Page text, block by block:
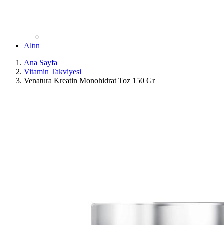
Altın
Ana Sayfa
Vitamin Takviyesi
Venatura Kreatin Monohidrat Toz 150 Gr